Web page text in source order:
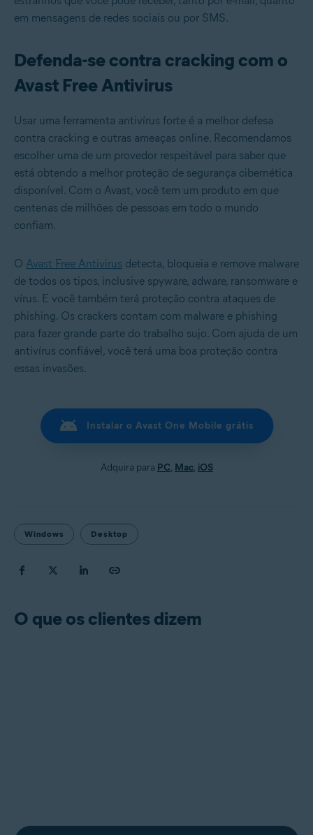
em mensagens de redes sociais ou por SMS.
Defenda-se contra cracking com o
Avast Free Antivirus
Usar uma ferramenta antivírus forte é a melhor defesa
contra cracking e outras ameaças online. Recomendamos
escolher uma de um provedor respeitável para saber que
está obtendo a melhor proteção de segurança cibernética
disponível. Com o Avast, você tem um produto em que
centenas de milhões de pessoas em todo o mundo
confiam.
O Avast Free Antivirus detecta, bloqueia e remove malware
de todos os tipos, inclusive spyware, adware, ransomware e
vírus. E você também terá proteção contra ataques de
phishing. Os crackers contam com malware e phishing
para fazer grande parte do trabalho sujo. Com ajuda de um
antivírus confiável, você terá uma boa proteção contra
essas invasões.
Instalar o Avast One Mobile grátis
Adquira para PC, Mac, iOS
Windows Desktop
O que os clientes dizem